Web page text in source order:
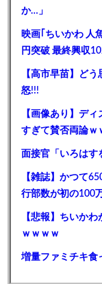
か…」
映画｢ちいかわ 人
円突破 最終興収
【高市早苗】ど
怒!!!
【画像あり】デ
すぎて賛否両論ｗ
面接官「いろはす
【雑誌】かつて
行部数が初の100
【悲報】ちいか
ｗｗｗｗ
増量ファミチキ食